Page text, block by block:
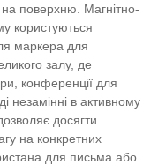
поверхню. Магнітно-
користуються
маркера для
залу, де
конференції для
незамінні в активному
досягти
на конкретних
для письма або